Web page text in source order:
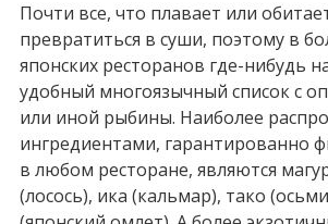
Почти все, что плавает или
превратиться в суши, поэтому в
японских ресторанов где-нибудь
удобный многоязычный список с
или иной рыбины. Наиболее
ингредиентами, гарантированно
в любом ресторане, являются
(лосось), ика (кальмар), тако